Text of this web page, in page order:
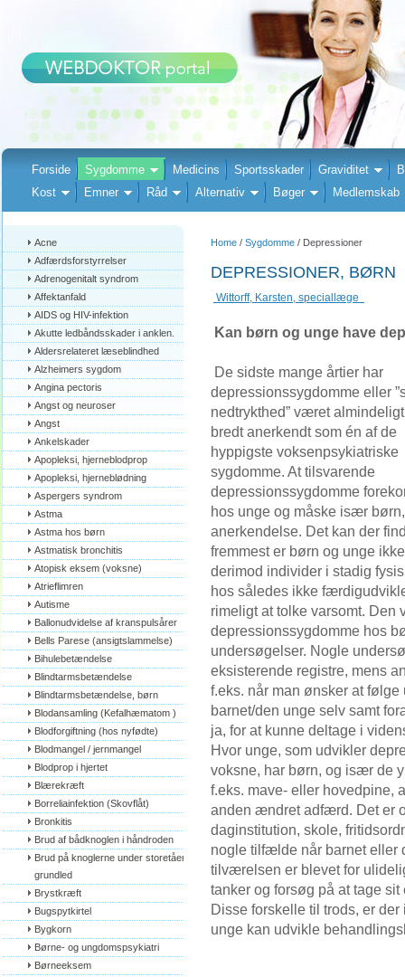
Forside Sygdomme Medicins Sportsskader Graviditet
Kost
Emner Råd Alternativ Bøger Medlemskab
Acne
Adfærdsforstyrrelser
Adrenogenitalt syndrom
Affektanfald
AIDS og HIV-infektion
Akutte ledbåndsskader i anklen.
Aldersrelateret læseblindhed
Alzheimers sygdom
Angina pectoris
Angst og neuroser
Angst
Ankelskader
Apopleksi, hjerneblodprop
Apopleksi, hjerneblødning
Aspergers syndrom
Astma
Astma hos børn
Astmatisk bronchitis
Atopisk eksem (voksne)
Atrieflimren
Autisme
Ballonudvidelse af kranspulsårer
Bells Parese (ansigtslammelse)
Bihulebetændelse
Blindtarmsbetændelse
Blindtarmsbetændelse, børn
Blodansamling (Kefalhæmatom )
Blodforgiftning (hos nyfødte)
Blodmangel / jernmangel
Blodprop i hjertet
Blærekræft
Borreliainfektion (Skovflåt)
Bronkitis
Brud af bådknoglen i håndroden
Brud på knoglerne under storetåens
grundled
Brystkræft
Bugspytkirtel
Bygkorn
Børne- og ungdomspsykiatri
Børneeksem
Home / Sygdomme / Depressioner
DEPRESSIONER, BØRN
Wittorff, Karsten, speciallæge
Kan børn og unge have
De sidste mange årtier har
depressionssygdomme eller
nedtrykthed” været
bredt anerkendt som én af de
hyppigste voksenpsykiatriske
sygdomme. At tilsvarende
depressionssygdomme
hos unge og måske især
anerkendelse. Det kan der
fremmest er børn og unge
derimod individer i stadig
hos således ikke
rimeligt at tolke varsomt. Den
depressionssygdomme hos
undersøgelser. Nogle
eksisterende registre, mens
f.eks. når man ønsker at
barnet/den unge selv samt
ja, for at kunne deltage i
Hvor unge, som udvikler
voksne, har børn, og især de
f.eks. mave- eller hovedpine,
anden ændret adfærd. Det er
daginstitution, skole,
nogle tilfælde når barnet eller
tilværelsen er blevet for
tanker og forsøg på at tage sit
Disse forskelle til trods, er
unge kan udvikle